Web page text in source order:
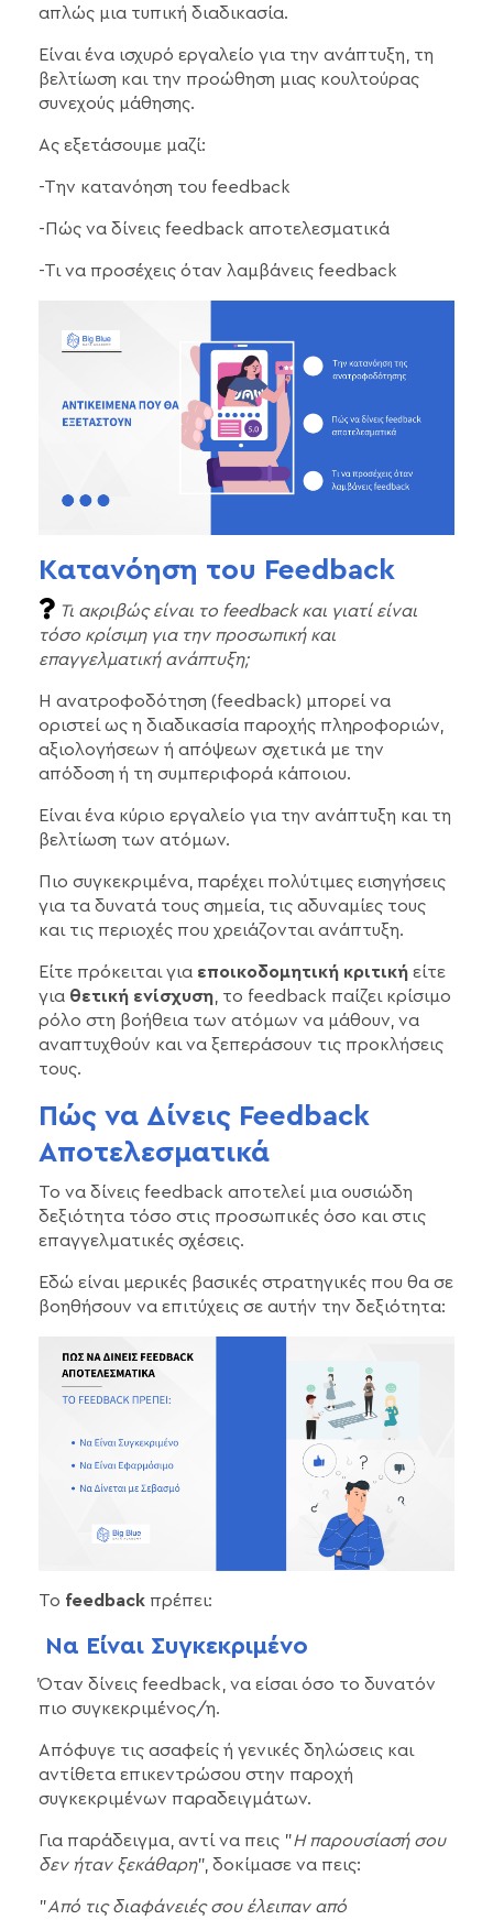
απλώς μια τυπική διαδικασία.
Είναι ένα ισχυρό εργαλείο για την ανάπτυξη, τη
βελτίωση και την προώθηση μιας κουλτούρας
συνεχούς μάθησης.
Ας εξετάσουμε μαζί:
-Την κατανόηση του feedback
-Πώς να δίνεις feedback αποτελεσματικά
-Τι να προσέχεις όταν λαμβάνεις feedback
Κατανόηση του Feedback
Τι ακριβώς είναι το feedbackκαι γιατί είναι
τόσο κρίσιμη για την προσωπική και
επαγγελματική ανάπτυξη;
Η ανατροφοδότηση (feedback) μπορεί να
οριστεί ως η διαδικασία παροχής πληροφοριών,
αξιολογήσεων ή απόψεων σχετικά με την
απόδοση ή τη συμπεριφορά κάποιου.
Είναι ένα κύριο εργαλείο για την ανάπτυξη και τη
βελτίωση των ατόμων.
Πιο συγκεκριμένα, παρέχει πολύτιμες εισηγήσεις
για τα δυνατά τους σημεία, τις αδυναμίες τους
και τις περιοχές που χρειάζονται ανάπτυξη.
Είτε πρόκειται για εποικοδομητική κριτική είτε
για θετική ενίσχυση , το feedback παίζει κρίσιμο
ρόλο στη βοήθεια των ατόμων να μάθουν, να
αναπτυχθούν και να ξεπεράσουν τις προκλήσεις
τους.
Πώς να Δίνεις Feedback
Αποτελεσματικά
Το να δίνεις feedback αποτελεί μια ουσιώδη
δεξιότητα τόσο στις προσωπικές όσο και στις
επαγγελματικές σχέσεις.
Εδώ είναι μερικές βασικές στρατηγικές που θα σε
βοηθήσουν να επιτύχεις σε αυτήν την δεξιότητα:
Το feedback πρέπει:
Να Είναι Συγκεκριμένο
Όταν δίνεις feedback, να είσαι όσο το δυνατόν
πιο συγκεκριμένος/η.
Απόφυγε τις ασαφείς ή γενικές δηλώσεις και
αντίθετα επικεντρώσου στην παροχή
συγκεκριμένων παραδειγμάτων.
Για παράδειγμα, αντί να πεις "Η παρουσίασή σου
δεν ήταν ξεκάθαρη", δοκίμασε να πεις:
"Από τις διαφάνειές σου έλειπαν από